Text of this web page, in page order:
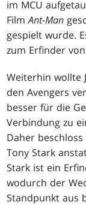
im MCU
FilmAnt-Man
gespielt wurde.
zum Erfinder
Weiterhin wollte
den Avengers
besser für die
Verbindung zu
Daher
Tony Stark
Stark ist ein
wodurch der
Standpunkt aus